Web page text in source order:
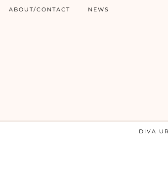
ABOUT/CONTACT NEWS
DIVA